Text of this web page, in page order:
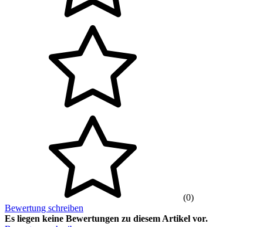
(0)
Bewertung schreiben
Es liegen keine Bewertungen zu diesem Artikel vor.